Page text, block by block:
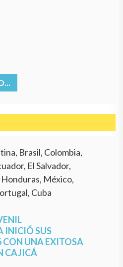
Brasil, Colombia,
El Salvador,
Honduras, México,
Cuba
INICIÓ SUS
CON UNA EXITOSA
CAJICÁ